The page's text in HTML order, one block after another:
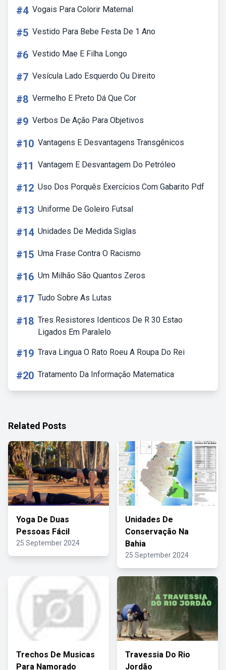
#4 Vogais Para Colorir Maternal
#5 Vestido Para Bebe Festa De 1 Ano
#6 Vestido Mae E Filha Longo
#7 Vesícula Lado Esquerdo Ou Direito
#8 Vermelho E Preto Dá Que Cor
#9 Verbos De Ação Para Objetivos
#10 Vantagens E Desvantagens Transgênicos
#11 Vantagem E Desvantagem Do Petróleo
#12 Uso Dos Porquês Exercícios Com Gabarito Pdf
#13 Uniforme De Goleiro Futsal
#14 Unidades De Medida Siglas
#15 Uma Frase Contra O Racismo
#16 Um Milhão São Quantos Zeros
#17 Tudo Sobre As Lutas
#18 Tres Resistores Identicos De R 30 Estao
Ligados Em Paralelo
#19 Trava Lingua O Rato Roeu A Roupa Do Rei
#20 Tratamento Da Informação Matematica
Related Posts
Yoga De Duas
Pessoas Fácil
25 September 2024
Unidades De
Conservação Na
Bahia
25 September 2024
Trechos De Musicas
Para Namorado
Travessia Do Rio
Jordão